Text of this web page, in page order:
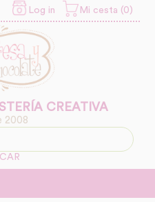
Log in Mi cesta (0)
CREATIVA
2008